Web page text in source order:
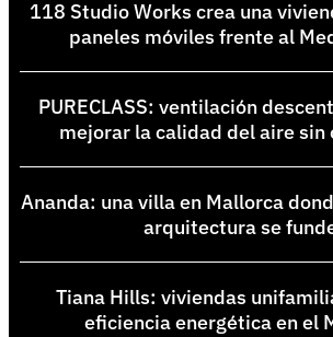
118 Studio Works crea una
paneles móviles frente al
PURECLASS: ventilación
mejorar la calidad del aire sin
Ananda: una villa en Mallorca
arquitectura se
Tiana Hills: viviendas
eficiencia energética en el